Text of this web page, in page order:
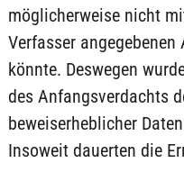
möglicherweise nicht
Verfasser
könnte. Deswegen
des Anfangsverdachts
beweiserheblicher
Insoweit dauerten die